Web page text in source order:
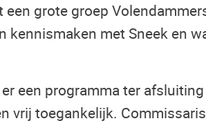
een grote groep
kennismaken met Sneek en
een programma ter
vrij toegankelijk.